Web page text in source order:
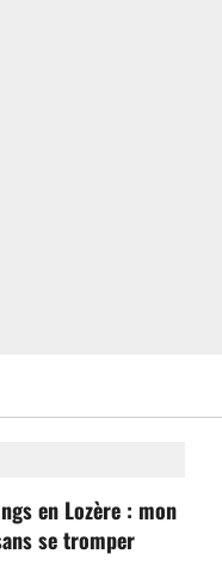
en Lozère : mon
se tromper